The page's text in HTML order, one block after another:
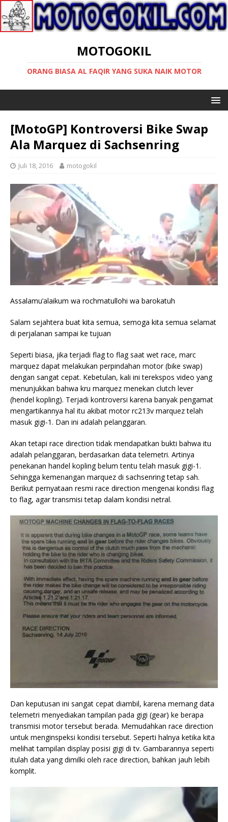
MOTOGOKIL
ORANG BIASA AL FAQIR YANG SUKA NAIK MOTOR
[MotoGP] Kontroversi Bike Swap
Ala Marquez di Sachsenring
Juli 18, 2016 motogokil
Assalamu’alaikum wa rochmatullohi wa barokatuh
Salam sejahtera buat kita semua, semoga kita semua selamat
di perjalanan sampai ke tujuan
Seperti biasa, jika terjadi flag to flag saat wet race, marc
marquez dapat melakukan perpindahan motor (bike swap)
dengan sangat cepat. Kebetulan, kali ini terekspos video yang
menunjukkan bahwa kru marquez menekan clutch lever
(hendel kopling). Terjadi kontroversi karena banyak pengamat
mengartikannya hal itu akibat motor rc213v marquez telah
masuk gigi-1. Dan ini adalah pelanggaran.
Akan tetapi race direction tidak mendapatkan bukti bahwa itu
adalah pelanggaran, berdasarkan data telemetri. Artinya
penekanan handel kopling belum tentu telah masuk gigi-1.
Sehingga kemenangan marquez di sachsenring tetap sah.
Berikut pernyataan resmi race direction mengenai kondisi flag
to flag, agar transmisi tetap dalam kondisi netral.
Dan keputusan ini sangat cepat diambil, karena memang data
telemetri menyediakan tampilan pada gigi (gear) ke berapa
transmisi motor tersebut berada. Memudahkan race direction
untuk menginspeksi kondisi tersebut. Seperti halnya ketika kita
melihat tampilan display posisi gigi di tv. Gambarannya seperti
itulah data yang dimilki oleh race direction, bahkan jauh lebih
komplit.